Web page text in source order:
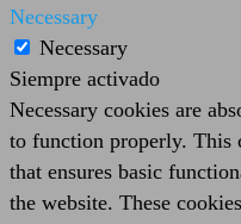
Necessary
Necessary
Siempre activado
Necessary cookies are
to function properly. This
that ensures basic
the website. These